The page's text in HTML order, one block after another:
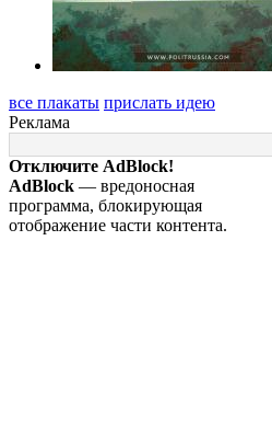
все плакаты прислать идею
Реклама
Отключите AdBlock!
AdBlock — вредоносная
программа, блокирующая
отображение части контента.